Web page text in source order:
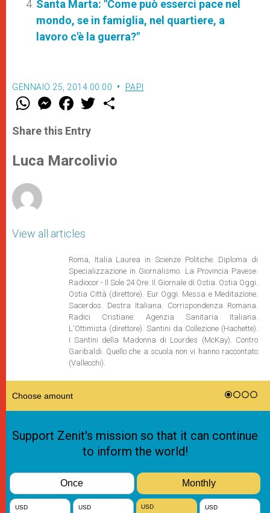
Santa Marta: "Come può esserci pace nel
mondo, se in famiglia, nel quartiere, a
lavoro c'è la guerra?"
GENNAIO 25, 2014 00:00 PAPI
W
t
s
p
p
M
e
s
e
g
e
F
a
e
b
o
k
w
r
Share this Entry
Luca Marcolivio
View all articles
Roma, Italia Laurea in Scienze Politiche. Diploma di
Specializzazione in Giornalismo. La Provincia Pavese.
Radiocor - Il Sole 24 Ore. Il Giornale di Ostia. Ostia Oggi.
Ostia Città (direttore). Eur Oggi. Messa e Meditazione.
Sacerdos. Destra Italiana. Corrispondenza Romana.
Radici Cristiane. Agenzia Sanitaria Italiana.
L'Ottimista (direttore). Santini da Collezione (Hachette).
I Santini della Madonna di Lourdes (McKay). Contro
Garibaldi. Quello che a scuola non vi hanno raccontato
(Vallecchi).